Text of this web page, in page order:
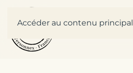
Accéder au contenu principal